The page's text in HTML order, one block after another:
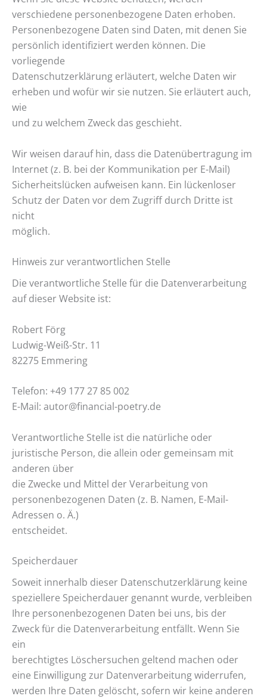
verschiedene personenbezogene Daten erhoben.
Personenbezogene Daten sind Daten, mit denen Sie
persönlich identifiziert werden können. Die
vorliegende
Datenschutzerklärung erläutert, welche Daten wir
erheben und wofür wir sie nutzen. Sie erläutert auch,
wie
und zu welchem Zweck das geschieht.
Wir weisen darauf hin, dass die Datenübertragung im
Internet (z. B. bei der Kommunikation per E-Mail)
Sicherheitslücken aufweisen kann. Ein lückenloser
Schutz der Daten vor dem Zugriff durch Dritte ist
nicht
möglich.
Hinweis zur verantwortlichen Stelle
Die verantwortliche Stelle für die Datenverarbeitung
auf dieser Website ist:
Robert Förg
Ludwig-Weiß-Str. 11
82275 Emmering
Telefon: +49 177 27 85 002
E-Mail: autor@financial-poetry.de
Verantwortliche Stelle ist die natürliche oder
juristische Person, die allein oder gemeinsam mit
anderen über
die Zwecke und Mittel der Verarbeitung von
personenbezogenen Daten (z. B. Namen, E-Mail-
Adressen o. Ä.)
entscheidet.
Speicherdauer
Soweit innerhalb dieser Datenschutzerklärung keine
speziellere Speicherdauer genannt wurde, verbleiben
Ihre personenbezogenen Daten bei uns, bis der
Zweck für die Datenverarbeitung entfällt. Wenn Sie
ein
berechtigtes Löschersuchen geltend machen oder
eine Einwilligung zur Datenverarbeitung widerrufen,
werden Ihre Daten gelöscht, sofern wir keine anderen